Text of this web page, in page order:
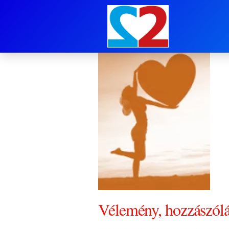
boldogság 2
Vélemény,